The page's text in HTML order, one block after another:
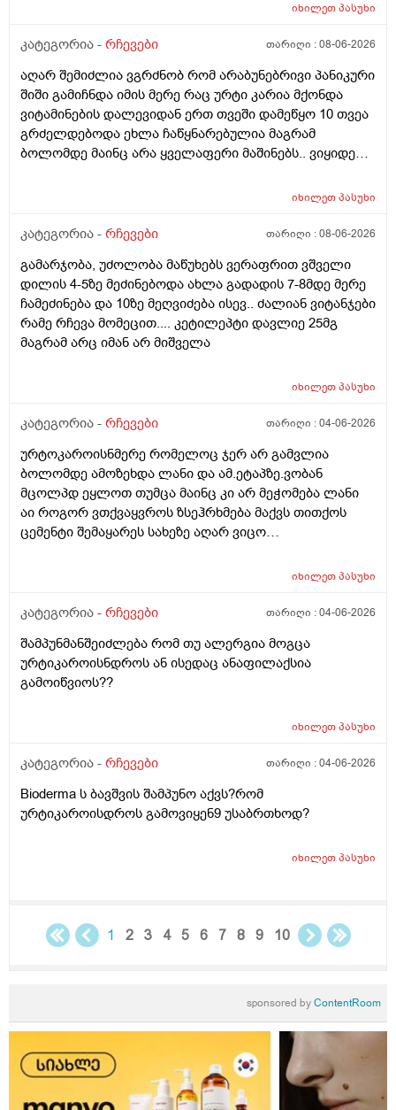
იხილეთპასუხი
კატეგორია - რჩევები თარიღი :08-06-2026
აღარ შემიძლია ვგრძნობ რომ არაბუნებრივი პანიკური
შიში გამიჩნდა იმის მერე რაც ურტი კარია მქონდა
ვიტამინების დალევიდან ერთ თვეში დამეწყო 10 თვეა
გრძელდებოდა ეხლა ჩაწყნარებულია მაგრამ
ბოლომდე მაინც არა ყველაფერი მაშინებს.. ვიყიდე
არა.მაშონ ანაფილაქსია ხომ არ მექმება?
ცუდათ ვხდებინშოშოსგან მარტო მაშინებს ეს
ონტელექტოც ანაფილაქსიას ახსენებს სულ დამამე
როზა
იხილეთპასუხი
კატეგორია - რჩევები თარიღი :08-06-2026
გამარჯობა, უძოლობა მაწუხებს ვერაფრით ვშველი
დილის 4-5ზე მეძინებოდა ახლა გადადის 7-8მდე მერე
ჩამეძინება და 10ზე მეღვიძება ისევ.. ძალიან ვიტანჯები
რამე რჩევა მომეცით.... კეტილეპტი დავლიე 25მგ
მაგრამ არც იმან არ მიშველა
იხილეთპასუხი
კატეგორია - რჩევები თარიღი :04-06-2026
ურტოკაროისნმერე რომელოც ჯერ არ გამვლია
ბოლომდე ამოზეხდა ლანი და ამ.ეტაპზე.ვობან
მცოლპდ ეყლოთ თუმცა მაინც კი არ მეჭომება ლანი
აი როგორ ვთქვაყვროს ზსეჰრხმება მაქვს თითქოს
ცემენტი შემაყარეს სახეზე აღარ ვიცო
წვალებაშო..სულ ბავშობიდან დღემდე ალისა საპონს
2036წელს.ვეღარ ბხმღობ.მცპლპდნეყალოც კი ესეთ
დამატენოანებელო ვერ მშველოს.პოროს დაბანოს
მერე 4ჯერ ვისმევ პატარა პატარა შიალედებში
ბიბჩენის დამცავ გვირილოს კრემს პანთენოლოთ რომ
უკბე არადა ჭიჭყიანია ხომ არ ვივლი.ჯერ წულოთ
ტამზე არვარ ასე.წყლოთაც კი ჩიმი წვაც მაქ აქა ოქ
სახეზე წამოერად.ბუნჩენსაც ბავშობიდან ვხმარობ
იხილეთპასუხი
კატეგორია - რჩევები თარიღი :04-06-2026
შამპუნმანშეიძლება რომ თუ ალერგია მოგცა
ურტიკაროისნდროს ან ისედაც ანაფილაქსია
გამოიწვიოს??
იხილეთპასუხი
კატეგორია - რჩევები თარიღი :04-06-2026
Bioderma ს ბავშვის შამპუნო აქვს?რომ
ურტიკაროისდროს გამოვიყენ9 უსაბრთხოდ?
იხილეთპასუხი
1 2 3 4 5 6 7 8 9 10
sponsored byContentRoom